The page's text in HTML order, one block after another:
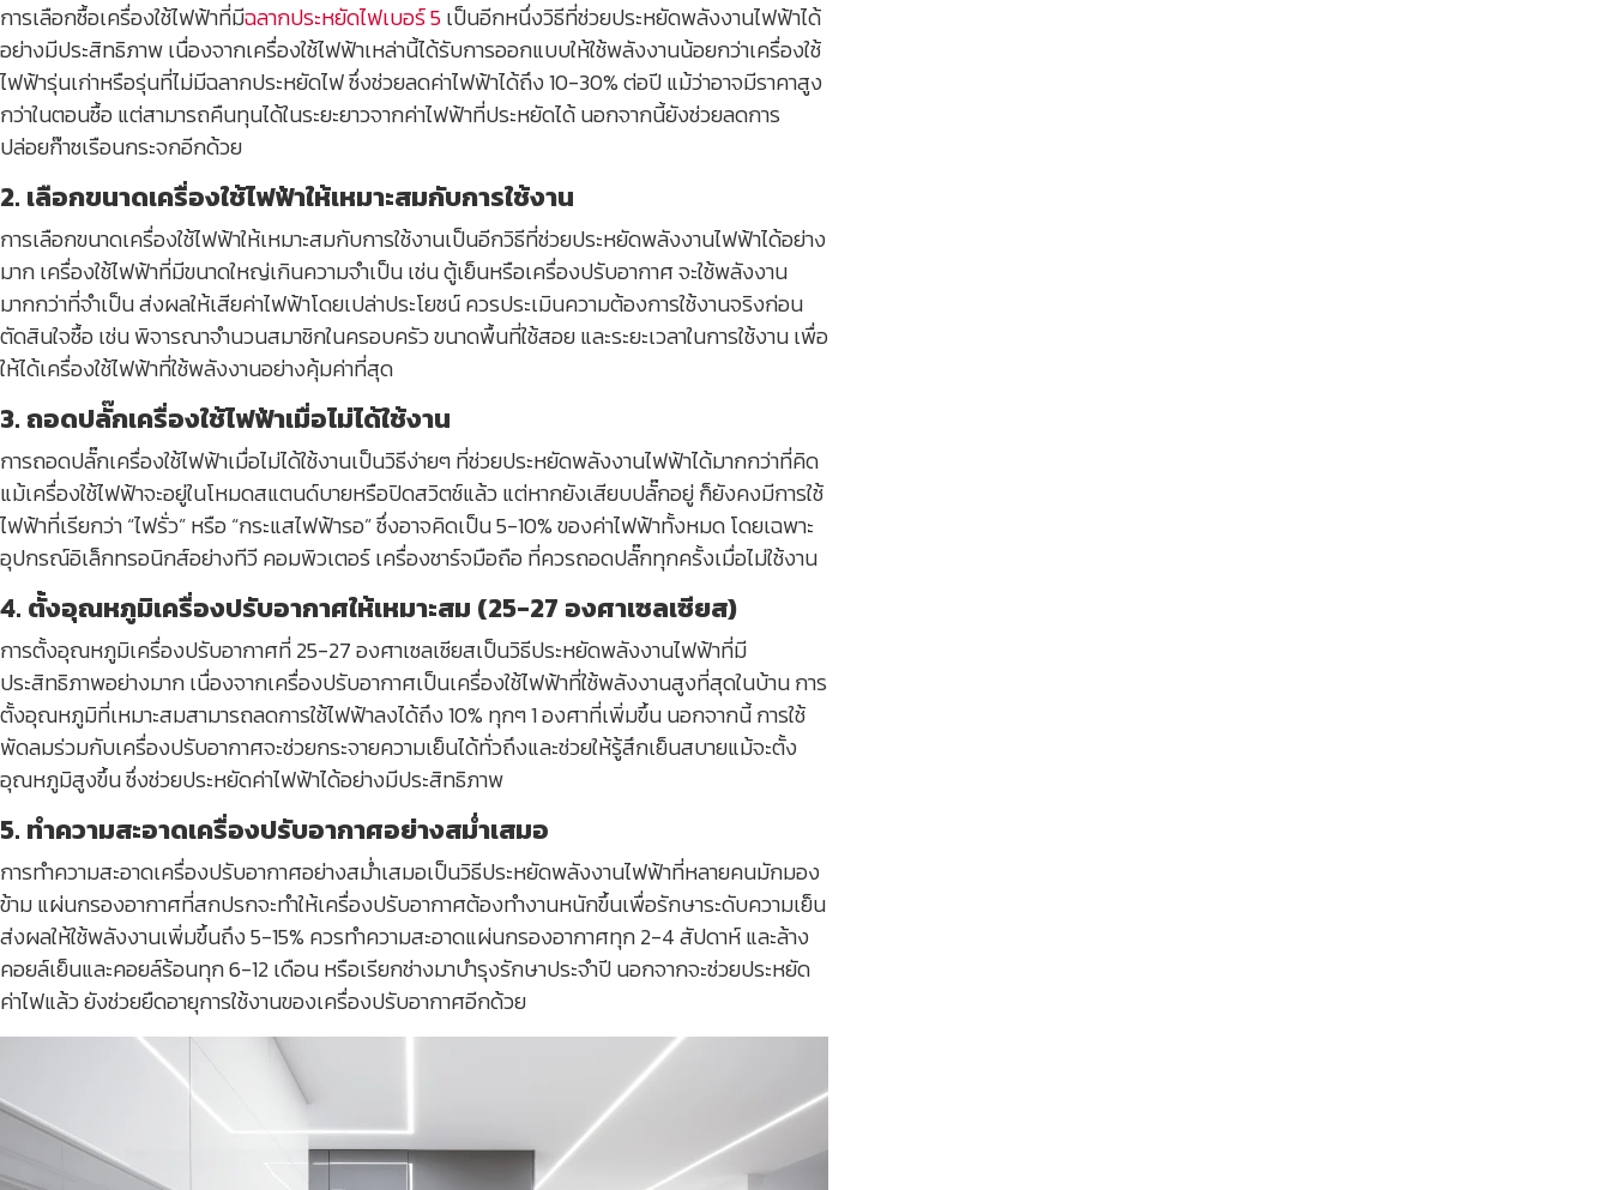
การเลือกซื้อเครื่องใช้ไฟฟ้าที่มีฉลากประหยัดไฟเบอร์ 5เป็นอีกหนึ่งวิธีที่ช่วยประหยัดพลังงานไฟฟ้าได้
อย่างมีประสิทธิภาพ เนื่องจากเครื่องใช้ไฟฟ้าเหล่านี้ได้รับการออกแบบให้ใช้พลังงานน้อยกว่าเครื่องใช้
ไฟฟ้ารุ่นเก่าหรือรุ่นที่ไม่มีฉลากประหยัดไฟ ซึ่งช่วยลดค่าไฟฟ้าได้ถึง 10-30% ต่อปี แม้ว่าอาจมีราคาสูง
กว่าในตอนซื้อ แต่สามารถคืนทุนได้ในระยะยาวจากค่าไฟฟ้าที่ประหยัดได้ นอกจากนี้ยังช่วยลดการ
ปล่อยก๊าซเรือนกระจกอีกด้วย
2. เลือกขนาดเครื่องใช้ไฟฟ้าให้เหมาะสมกับการใช้งาน
การเลือกขนาดเครื่องใช้ไฟฟ้าให้เหมาะสมกับการใช้งานเป็นอีกวิธีที่ช่วยประหยัดพลังงานไฟฟ้าได้อย่าง
มาก เครื่องใช้ไฟฟ้าที่มีขนาดใหญ่เกินความจำเป็น เช่น ตู้เย็นหรือเครื่องปรับอากาศ จะใช้พลังงาน
มากกว่าที่จำเป็น ส่งผลให้เสียค่าไฟฟ้าโดยเปล่าประโยชน์ ควรประเมินความต้องการใช้งานจริงก่อน
ตัดสินใจซื้อ เช่น พิจารณาจำนวนสมาชิกในครอบครัว ขนาดพื้นที่ใช้สอย และระยะเวลาในการใช้งาน เพื่อ
ให้ได้เครื่องใช้ไฟฟ้าที่ใช้พลังงานอย่างคุ้มค่าที่สุด
3. ถอดปลั๊กเครื่องใช้ไฟฟ้าเมื่อไม่ได้ใช้งาน
การถอดปลั๊กเครื่องใช้ไฟฟ้าเมื่อไม่ได้ใช้งานเป็นวิธีง่ายๆ ที่ช่วยประหยัดพลังงานไฟฟ้าได้มากกว่าที่คิด
แม้เครื่องใช้ไฟฟ้าจะอยู่ในโหมดสแตนด์บายหรือปิดสวิตช์แล้ว แต่หากยังเสียบปลั๊กอยู่ ก็ยังคงมีการใช้
ไฟฟ้าที่เรียกว่า “ไฟรั่ว” หรือ “กระแสไฟฟ้ารอ” ซึ่งอาจคิดเป็น 5-10% ของค่าไฟฟ้าทั้งหมด โดยเฉพาะ
อุปกรณ์อิเล็กทรอนิกส์อย่างทีวี คอมพิวเตอร์ เครื่องชาร์จมือถือ ที่ควรถอดปลั๊กทุกครั้งเมื่อไม่ใช้งาน
4. ตั้งอุณหภูมิเครื่องปรับอากาศให้เหมาะสม (25-27 องศาเซลเซียส)
การตั้งอุณหภูมิเครื่องปรับอากาศที่ 25-27 องศาเซลเซียสเป็นวิธีประหยัดพลังงานไฟฟ้าที่มี
ประสิทธิภาพอย่างมาก เนื่องจากเครื่องปรับอากาศเป็นเครื่องใช้ไฟฟ้าที่ใช้พลังงานสูงที่สุดในบ้าน การ
ตั้งอุณหภูมิที่เหมาะสมสามารถลดการใช้ไฟฟ้าลงได้ถึง 10% ทุกๆ 1 องศาที่เพิ่มขึ้น นอกจากนี้ การใช้
พัดลมร่วมกับเครื่องปรับอากาศจะช่วยกระจายความเย็นได้ทั่วถึงและช่วยให้รู้สึกเย็นสบายแม้จะตั้ง
อุณหภูมิสูงขึ้น ซึ่งช่วยประหยัดค่าไฟฟ้าได้อย่างมีประสิทธิภาพ
5. ทำความสะอาดเครื่องปรับอากาศอย่างสม่ำเสมอ
การทำความสะอาดเครื่องปรับอากาศอย่างสม่ำเสมอเป็นวิธีประหยัดพลังงานไฟฟ้าที่หลายคนมักมอง
ข้าม แผ่นกรองอากาศที่สกปรกจะทำให้เครื่องปรับอากาศต้องทำงานหนักขึ้นเพื่อรักษาระดับความเย็น
ส่งผลให้ใช้พลังงานเพิ่มขึ้นถึง 5-15% ควรทำความสะอาดแผ่นกรองอากาศทุก 2-4 สัปดาห์ และล้าง
คอยล์เย็นและคอยล์ร้อนทุก 6-12 เดือน หรือเรียกช่างมาบำรุงรักษาประจำปี นอกจากจะช่วยประหยัด
ค่าไฟแล้ว ยังช่วยยืดอายุการใช้งานของเครื่องปรับอากาศอีกด้วย